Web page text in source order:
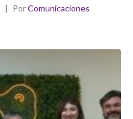
PorComunicaciones